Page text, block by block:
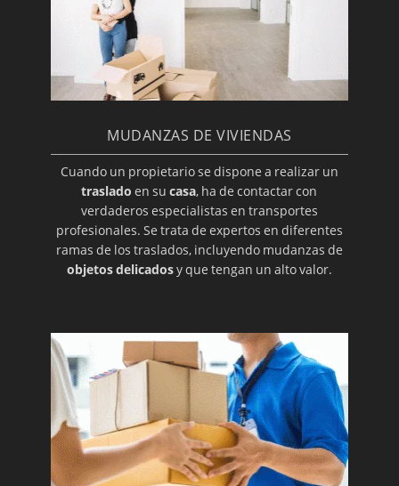
MUDANZAS DE VIVIENDAS
Cuando un propietario se dispone a realizar un
traslado en sucasa, ha de contactar con
verdaderos especialistas en transportes
profesionales. Se trata de expertos en diferentes
ramas de los traslados, incluyendo mudanzas de
objetos delicadosy que tengan un alto valor.